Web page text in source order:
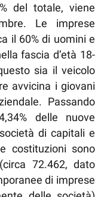
del totale, viene
Le imprese
il 60% di uomini e
fascia d’età 18-
sia il veicolo
avvicina i giovani
Passando
delle nuove
di capitali e
costituzioni sono
72.462, dato
di imprese